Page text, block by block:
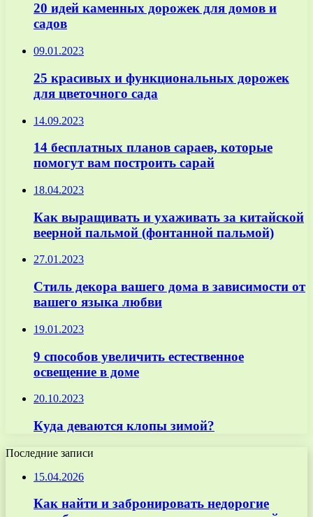
20 идей каменных дорожек для домов и
садов
09.01.2023
25 красивых и функциональных дорожек
для цветочного сада
14.09.2023
14 бесплатных планов сараев, которые
помогут вам построить сарай
18.04.2023
Как выращивать и ухаживать за китайской
веерной пальмой (фонтанной пальмой)
27.01.2023
Стиль декора вашего дома в зависимости от
вашего языка любви
19.01.2023
9 способов увеличить естественное
освещение в доме
20.10.2023
Куда деваются клопы зимой?
Последние записи
15.04.2026
Как найти и забронировать недорогие